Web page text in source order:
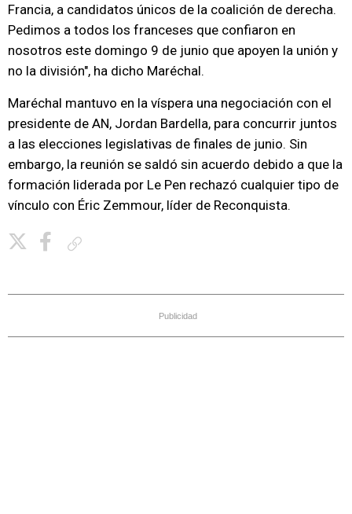
Francia, a candidatos únicos de la coalición de derecha.
Pedimos a todos los franceses que confiaron en
nosotros este domingo 9 de junio que apoyen la unión y
no la división", ha dicho Maréchal.
Maréchal mantuvo en la víspera una negociación con el
presidente de AN, Jordan Bardella, para concurrir juntos
a las elecciones legislativas de finales de junio. Sin
embargo, la reunión se saldó sin acuerdo debido a que la
formación liderada por Le Pen rechazó cualquier tipo de
vínculo con Éric Zemmour, líder de Reconquista.
Publicidad